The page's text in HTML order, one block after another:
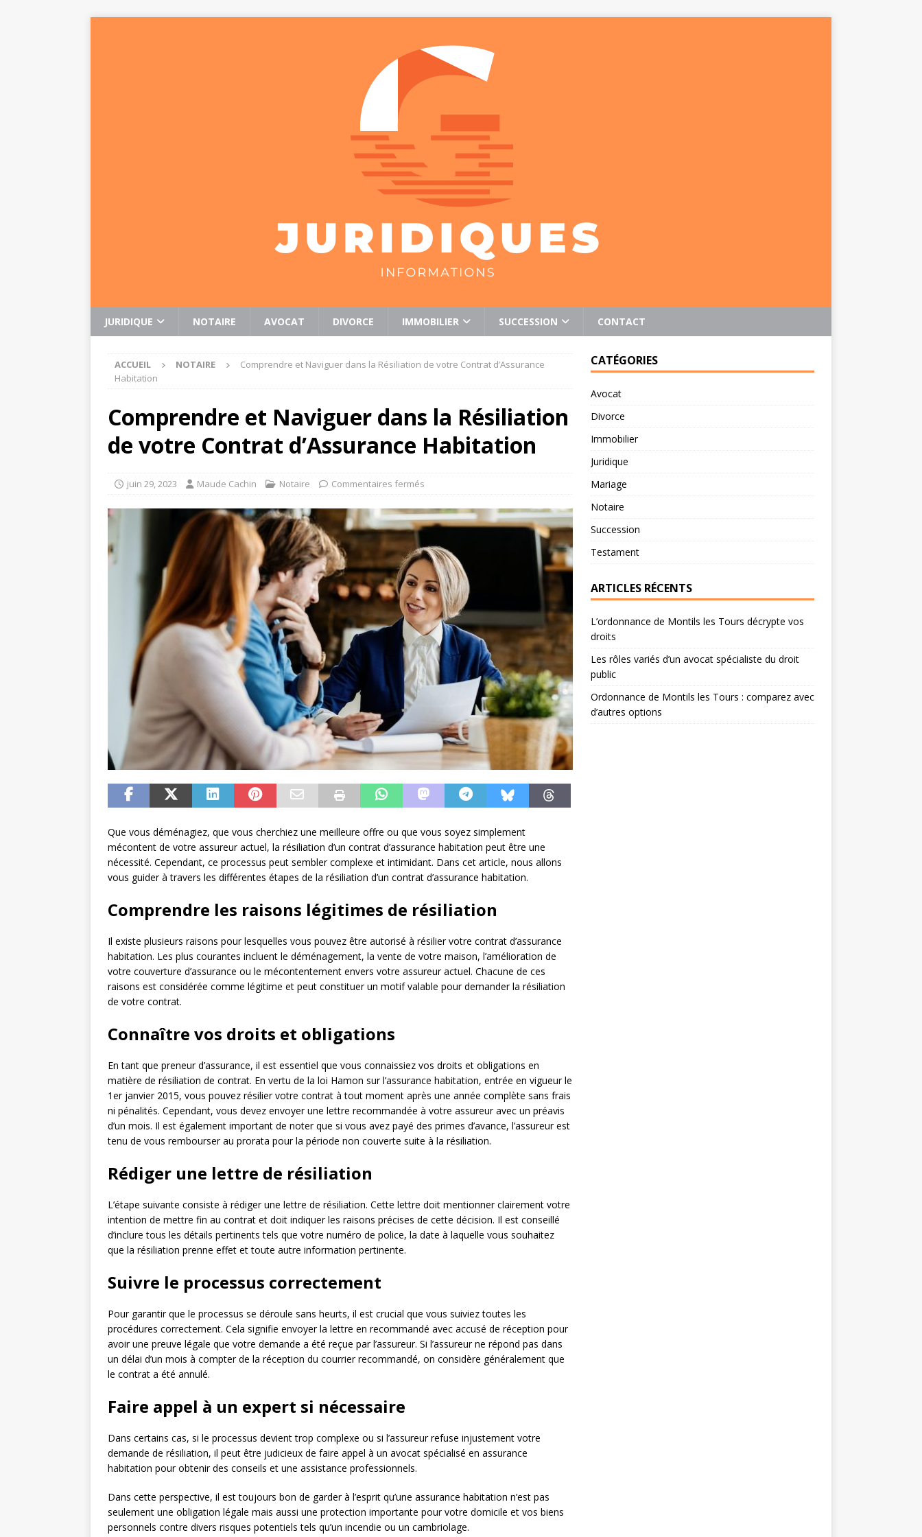
JURIDIQUE NOTAIRE AVOCAT DIVORCE IMMOBILIER SUCCESSION CONTACT
ACCUEIL NOTAIRE
Comprendre et Naviguer dans la Résiliation de votre Contrat d’Assurance
Habitation
Comprendre et Naviguer dans la Résiliation
de votre Contrat d’Assurance Habitation
juin 29, 2023 Maude Cachin Notaire Commentaires fermés
Que vous déménagiez, que vous cherchiez une meilleure offre ou que vous soyez simplement
mécontent de votre assureur actuel, la résiliation d’un contrat d’assurance habitation peut être une
nécessité. Cependant, ce processus peut sembler complexe et intimidant. Dans cet article, nous allons
vous guider à travers les différentes étapes de la résiliation d’un contrat d’assurance habitation.
Comprendre les raisons légitimes de résiliation
Il existe plusieurs raisons pour lesquelles vous pouvez être autorisé à résilier votre contrat d’assurance
habitation. Les plus courantes incluent le déménagement, la vente de votre maison, l’amélioration de
votre couverture d’assurance ou le mécontentement envers votre assureur actuel. Chacune de ces
raisons est considérée comme légitime et peut constituer un motif valable pour demander la résiliation
de votre contrat.
Connaître vos droits et obligations
En tant que preneur d’assurance, il est essentiel que vous connaissiez vos droits et obligations en
matière de résiliation de contrat. En vertu de la loi Hamon sur l’assurance habitation, entrée en vigueur le
1er janvier 2015, vous pouvez résilier votre contrat à tout moment après une année complète sans frais
ni pénalités. Cependant, vous devez envoyer une lettre recommandée à votre assureur avec un préavis
d’un mois. Il est également important de noter que si vous avez payé des primes d’avance, l’assureur est
tenu de vous rembourser au prorata pour la période non couverte suite à la résiliation.
Rédiger une lettre de résiliation
L’étape suivante consiste à rédiger une lettre de résiliation. Cette lettre doit mentionner clairement votre
intention de mettre fin au contrat et doit indiquer les raisons précises de cette décision. Il est conseillé
d’inclure tous les détails pertinents tels que votre numéro de police, la date à laquelle vous souhaitez
que la résiliation prenne effet et toute autre information pertinente.
Suivre le processus correctement
Pour garantir que le processus se déroule sans heurts, il est crucial que vous suiviez toutes les
procédures correctement. Cela signifie envoyer la lettre en recommandé avec accusé de réception pour
avoir une preuve légale que votre demande a été reçue par l’assureur. Si l’assureur ne répond pas dans
un délai d’un mois à compter de la réception du courrier recommandé, on considère généralement que
le contrat a été annulé.
Faire appel à un expert si nécessaire
Dans certains cas, si le processus devient trop complexe ou si l’assureur refuse injustement votre
demande de résiliation, il peut être judicieux de faire appel à un avocat spécialisé en assurance
habitation pour obtenir des conseils et une assistance professionnels.
Dans cette perspective, il est toujours bon de garder à l’esprit qu’une assurance habitation n’est pas
seulement une obligation légale mais aussi une protection importante pour votre domicile et vos biens
personnels contre divers risques potentiels tels qu’un incendie ou un cambriolage.
CATÉGORIES
Avocat
Divorce
Immobilier
Juridique
Mariage
Notaire
Succession
Testament
ARTICLES RÉCENTS
L’ordonnance de Montils les Tours décrypte vos
droits
Les rôles variés d’un avocat spécialiste du droit
public
Ordonnance de Montils les Tours : comparez avec
d’autres options